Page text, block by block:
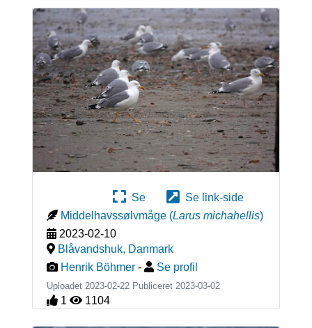
Se
Se link-side
Middelhavssølvmåge (Larus michahellis)
2023-02-10
Blåvandshuk, Danmark
Henrik Böhmer - Se profil
Uploadet 2023-02-22 Publiceret 2023-03-02
1 1104